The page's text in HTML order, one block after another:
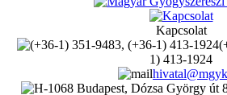
Kapcsolat
1) 413-1924